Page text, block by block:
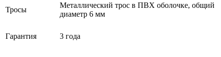
Тросы
Металлический трос в ПВХ оболочке, общий
диаметр 6 мм
Гарантия 3 года